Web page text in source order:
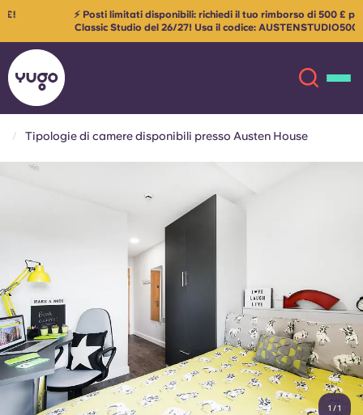
Chi siamo
Altro
Account Lingua
English (GB)
Chinese
Deutsch
Italian French
Portuguese
⚡ Posti limitati disponibili: richiedi il tuo rimborso di 500 £ per il
Classic Studio del 26/27! Usa il codice: AUSTENSTUDIO500Si
applicano i termini e le condizioni
altro
Tipologie di camere disponibili presso Austen House
1 /1